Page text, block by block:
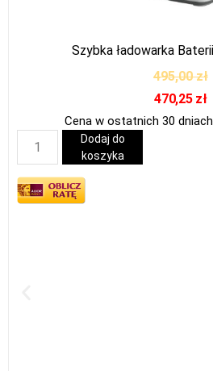
Szybka ładowarka
495,00zł
470,25 zł
Cena w ostatnich 30
Dodaj do
koszyka